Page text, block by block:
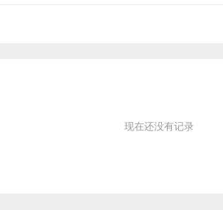
现在还没有记录